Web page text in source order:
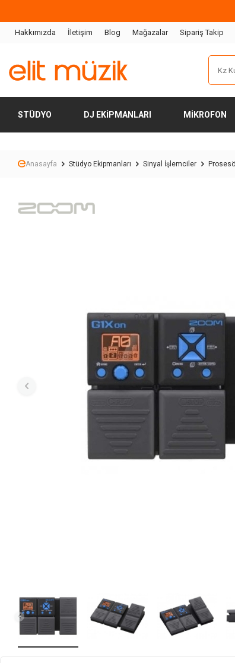
Hakkımızda İletişim Blog Mağazalar Sipariş Takip
STÜDYO DJ EKIPMANLARI MIKROFON
Anasayfa Stüdyo Ekipmanları Sinyal İşlemciler